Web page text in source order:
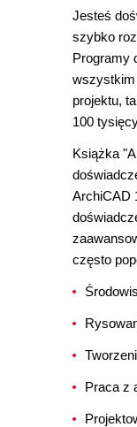
Jesteś
szybko
Programy
wszystkim
projektu,
100
Książka
ArchiCAD
często
Praca z